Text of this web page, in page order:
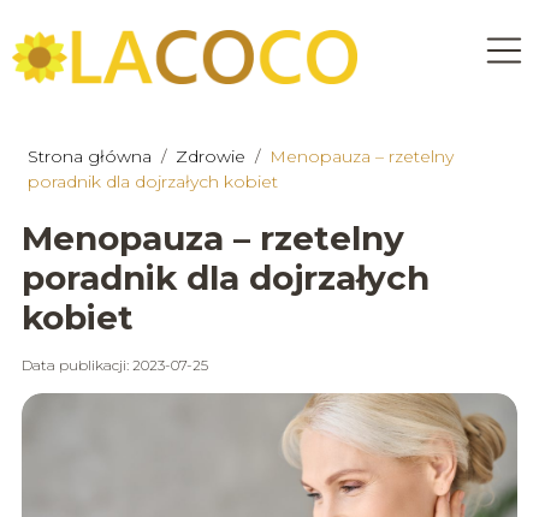
Strona główna / Zdrowie / Menopauza – rzetelny
poradnik dla dojrzałych kobiet
Menopauza – rzetelny
poradnik dla dojrzałych
kobiet
Data publikacji: 2023-07-25